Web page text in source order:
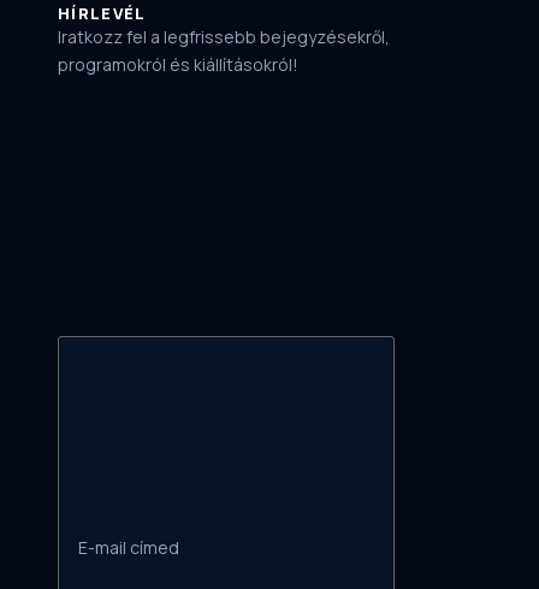
HÍRLEVÉL
Iratkozz fel a legfrissebb bejegyzésekről,
programokról és kiállításokról!